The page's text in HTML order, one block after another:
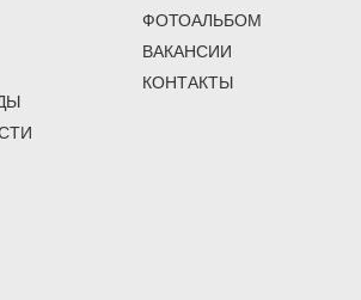
ФОТОАЛЬБОМ
ВАКАНСИИ
КОНТАКТЫ